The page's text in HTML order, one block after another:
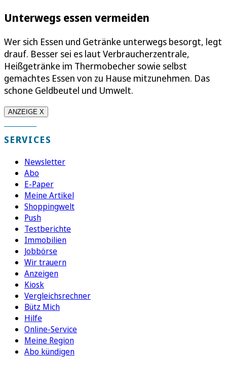
Unterwegs essen vermeiden
Wer sich Essen und Getränke unterwegs besorgt, legt
drauf. Besser sei es laut Verbraucherzentrale,
Heißgetränke im Thermobecher sowie selbst
gemachtes Essen von zu Hause mitzunehmen. Das
schone Geldbeutel und Umwelt.
ANZEIGE X
SERVICES
Newsletter
Abo
E-Paper
Meine Artikel
Shoppingwelt
Push
Testberichte
Immobilien
Jobbörse
Wir trauern
Anzeigen
Kiosk
Vergleichsrechner
Bütz Mich
Hilfe
Online-Service
Meine Region
Abo kündigen